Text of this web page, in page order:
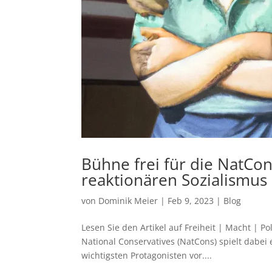
Bühne frei für die
reaktionären
von Dominik Meier | Feb 9, 2023 | Blog
Lesen Sie den Artikel auf Freiheit | Macht |
National Conservatives (NatCons) spielt
wichtigsten Protagonisten vor....